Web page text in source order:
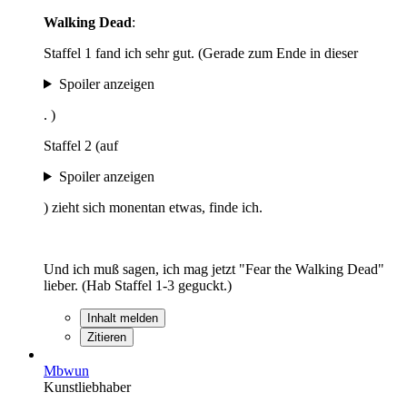
Walking Dead:
Staffel 1 fand ich sehr gut. (Gerade zum Ende in dieser
Spoiler anzeigen
. )
Staffel 2 (auf
Spoiler anzeigen
) zieht sich monentan etwas, finde ich.
Und ich muß sagen, ich mag jetzt "Fear the Walking Dead"
lieber. (Hab Staffel 1-3 geguckt.)
Inhalt melden
Zitieren
Mbwun
Kunstliebhaber